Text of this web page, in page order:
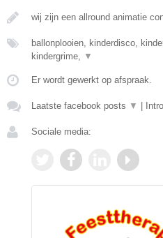
wij zijn een allround animatie
ballonplooien, kinderdisco,
kindergrime,
▼
Er wordt gewerkt op afspraak.
Laatste facebook posts ▼ |
Sociale media: